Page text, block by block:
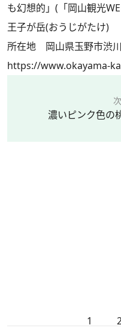
も幻想的」(「岡山観光
王子が岳(おうじがたけ)
所在地 岡山県玉野市渋
https://www.okayama-
濃いピンク色の
1